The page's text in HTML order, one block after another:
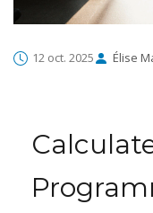
12 oct. 2025 Élise